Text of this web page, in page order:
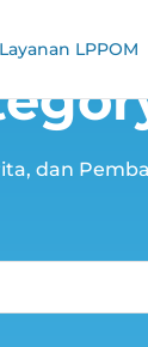
Layanan LPPOM
dan